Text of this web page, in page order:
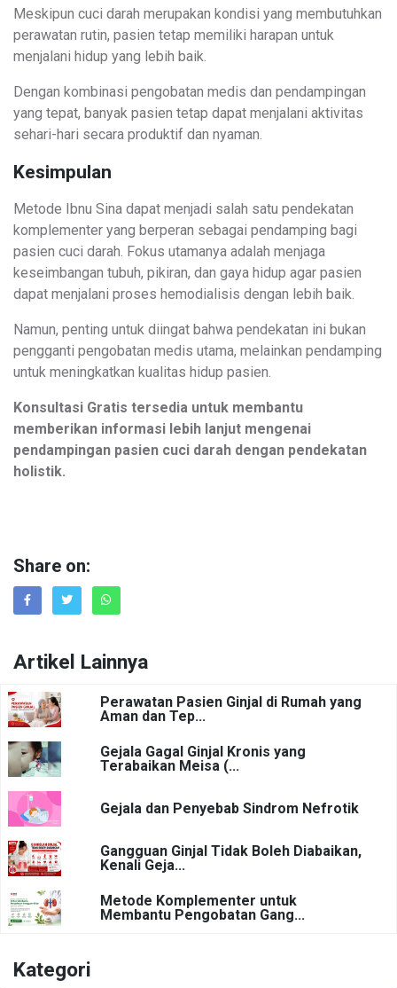
Meskipun cuci darah merupakan kondisi yang membutuhkan
perawatan rutin, pasien tetap memiliki harapan untuk
menjalani hidup yang lebih baik.
Dengan kombinasi pengobatan medis dan pendampingan
yang tepat, banyak pasien tetap dapat menjalani aktivitas
sehari-hari secara produktif dan nyaman.
Kesimpulan
Metode Ibnu Sina dapat menjadi salah satu pendekatan
komplementer yang berperan sebagai pendamping bagi
pasien cuci darah. Fokus utamanya adalah menjaga
keseimbangan tubuh, pikiran, dan gaya hidup agar pasien
dapat menjalani proses hemodialisis dengan lebih baik.
Namun, penting untuk diingat bahwa pendekatan ini bukan
pengganti pengobatan medis utama, melainkan pendamping
untuk meningkatkan kualitas hidup pasien.
Konsultasi Gratis tersedia untuk membantu
memberikan informasi lebih lanjut mengenai
pendampingan pasien cuci darah dengan pendekatan
holistik.
Share on:
Artikel Lainnya
Perawatan Pasien Ginjal di Rumah yang
Aman dan Tep...
Gejala Gagal Ginjal Kronis yang
Terabaikan Meisa (...
Gejala dan Penyebab Sindrom Nefrotik
Gangguan Ginjal Tidak Boleh Diabaikan,
Kenali Geja...
Metode Komplementer untuk
Membantu Pengobatan Gang...
Kategori